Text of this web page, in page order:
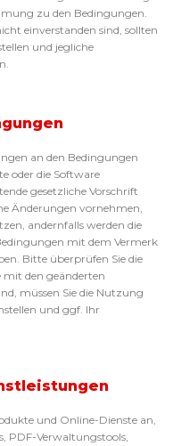
zu den Bedingungen.
einverstanden sind, sollten
und jegliche
an den Bedingungen
oder die Software
gesetzliche Vorschrift
Änderungen vornehmen,
andernfalls werden die
mit dem Vermerk
Bitte überprüfen Sie die
mit den geänderten
müssen Sie die Nutzung
und ggf. Ihr
und Online-Dienste an,
PDF-Verwaltungstools,